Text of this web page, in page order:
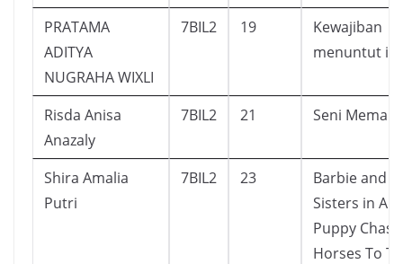
PRATAMA
ADITYA
NUGRAHA WIXLI
7BIL2 19
Kewajiban
menuntut
Risda Anisa
Anazaly
7BIL2 21 Seni
Shira Amalia
Putri
7BIL2 23
Barbie and
Sisters in A
Puppy
Horses To